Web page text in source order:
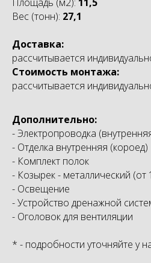
Вес (тонн): 27,1
Доставка:
рассчитывается
Стоимость монтажа:
рассчитывается
Дополнительно:
- Электропроводка
- Отделка внутренняя (короед)
- Комплект полок
- Козырек - металлический (от
- Освещение
- Устройство дренажной
- Оголовок для вентиляции
* - подробности уточняйте у